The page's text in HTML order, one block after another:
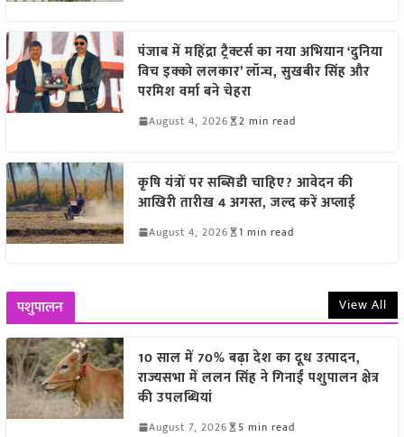
पंजाब में महिंद्रा ट्रैक्टर्स का नया अभियान ‘दुनिया
विच इक्को ललकार’ लॉन्च, सुखबीर सिंह और
परमिश वर्मा बने चेहरा
August 4, 2026 2 min read
कृषि यंत्रों पर सब्सिडी चाहिए? आवेदन की
आखिरी तारीख 4 अगस्त, जल्द करें अप्लाई
August 4, 2026 1 min read
पशुपालन View All
10 साल में 70% बढ़ा देश का दूध उत्पादन,
राज्यसभा में ललन सिंह ने गिनाईं पशुपालन क्षेत्र
की उपलब्धियां
August 7, 2026 5 min read